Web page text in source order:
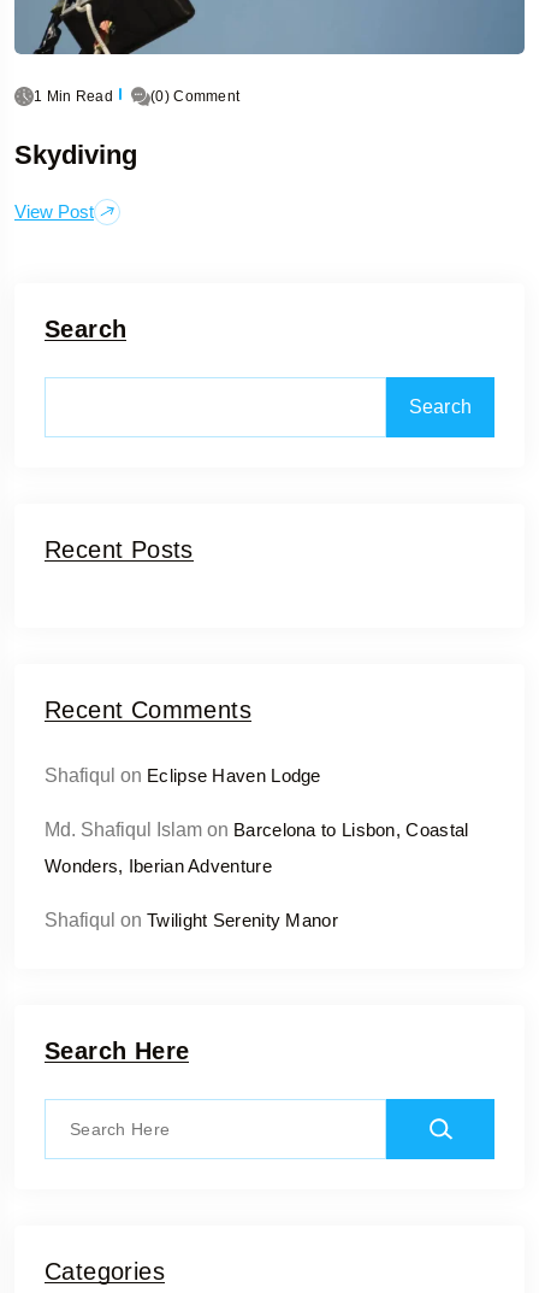
1 Min Read (0) Comment
Skydiving
View Post
Search
Search
Recent Posts
Recent Comments
Shafiqul on Eclipse Haven Lodge
Md. Shafiqul Islam on Barcelona to Lisbon, Coastal
Wonders, Iberian Adventure
Shafiqul on Twilight Serenity Manor
Search Here
Categories